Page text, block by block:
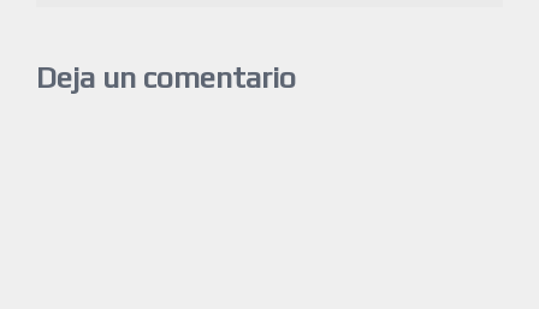
Deja un comentario